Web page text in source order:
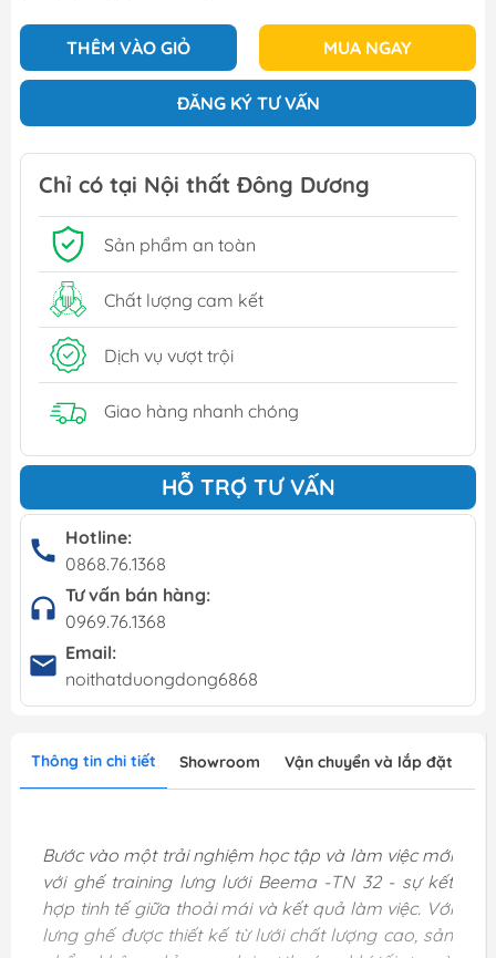
THÊM VÀO GIỎ MUA NGAY
ĐĂNG KÝ TƯ VẤN
Chỉ có tại Nội thất Đông Dương
Sản phẩm an toàn
Chất lượng cam kết
Dịch vụ vượt trội
Giao hàng nhanh chóng
HỖ TRỢ TƯ VẤN
Hotline:
0868.76.1368
Tư vấn bán hàng:
0969.76.1368
Email:
noithatduongdong6868
Thông tin chi tiết Showroom Vận chuyển và lắp đặt
Bước vào một trải nghiệm học tập và làm việc mới
với ghế training lưng lưới Beema -TN 32 - sự kết
hợp tinh tế giữa thoải mái và kết quả làm việc. Với
lưng ghế được thiết kế từ lưới chất lượng cao, sản